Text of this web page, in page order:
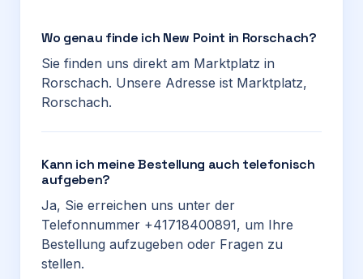
Wo genau finde ich New Point in Rorschach?
Sie finden uns direkt am Marktplatz in
Rorschach. Unsere Adresse ist Marktplatz,
Rorschach.
Kann ich meine Bestellung auch telefonisch
aufgeben?
Ja, Sie erreichen uns unter der
Telefonnummer +41718400891, um Ihre
Bestellung aufzugeben oder Fragen zu
stellen.